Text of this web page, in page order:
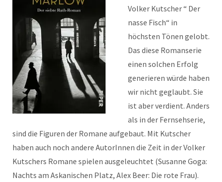
Volker Kutscher “ Der
nasse Fisch“ in
höchsten Tönen gelobt.
Das diese Romanserie
einen solchen Erfolg
generieren würde haben
wir nicht geglaubt. Sie
ist aber verdient. Anders
als in der Fernsehserie,
sind die Figuren der Romane aufgebaut. Mit Kutscher
haben auch noch andere AutorInnen die Zeit in der Volker
Kutschers Romane spielen ausgeleuchtet (Susanne Goga:
Nachts am Askanischen Platz, Alex Beer: Die rote Frau).